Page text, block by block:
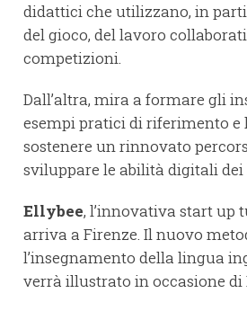
didattici che utilizzano, in
del gioco, del lavoro
competizioni.
Dall’altra, mira a formare gli
esempi pratici di riferimento e
sostenere un rinnovato
sviluppare le abilità digitali
Ellybee, l’innovativa start up
arriva a Firenze. Il nuovo
l’insegnamento della lingua
verrà illustrato in occasione di